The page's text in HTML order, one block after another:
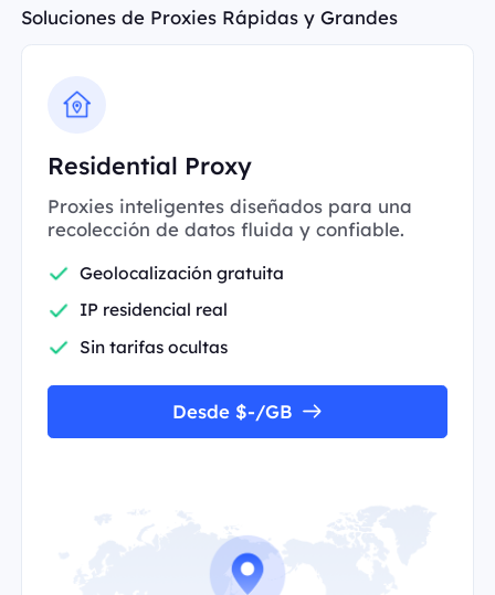
Soluciones de Proxies Rápidas y Grandes
Residential Proxy
Proxies inteligentes diseñados para una
recolección de datos fluida y confiable.
Geolocalización gratuita
IP residencial real
Sin tarifas ocultas
Desde $-/GB